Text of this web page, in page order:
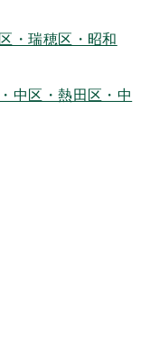
・瑞穂区・昭和
中区・熱田区・中